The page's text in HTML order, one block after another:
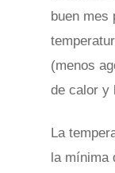
buen mes
(menos
de calor y
La
la mínima